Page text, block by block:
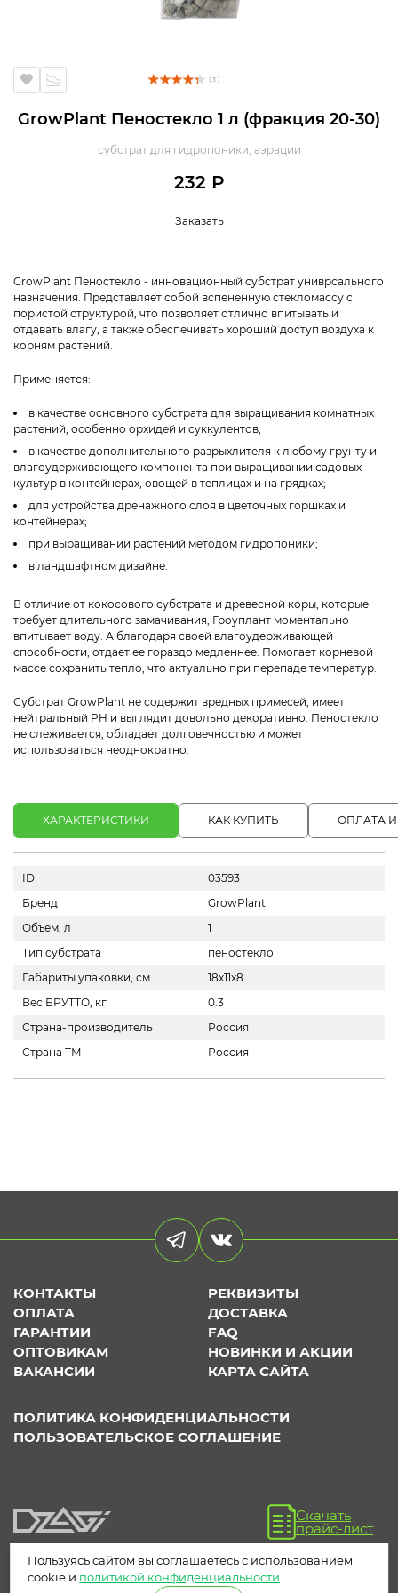
( 3 )
GrowPlant Пеностекло 1 л (фракция 20-30)
субстрат для гидропоники, аэрации
232 Р
Заказать
GrowPlant Пеностекло - инновационный субстрат униврсального
назначения. Представляет собой вспененную стекломассу с
пористой структурой, что позволяет отлично впитывать и
отдавать влагу, а также обеспечивать хороший доступ воздуха к
корням растений.
Применяется:
в качестве основного субстрата для выращивания комнатных
растений, особенно орхидей и суккулентов;
в качестве дополнительного разрыхлителя к любому грунту и
влагоудерживающего компонента при выращивании садовых
культур в контейнерах, овощей в теплицах и на грядках;
для устройства дренажного слоя в цветочных горшках и
контейнерах;
при выращивании растений методом гидропоники;
в ландшафтном дизайне.
В отличие от кокосового субстрата и древесной коры, которые
требует длительного замачивания, Гроуплант моментально
впитывает воду. А благодаря своей влагоудерживающей
способности, отдает ее гораздо медленнее. Помогает корневой
массе сохранить тепло, что актуально при перепаде температур.
Субстрат GrowPlant не содержит вредных примесей, имеет
нейтральный PH и выглядит довольно декоративно. Пеностекло
не слеживается, обладает долговечностью и может
использоваться неоднократно.
ХАРАКТЕРИСТИКИ КАК КУПИТЬ ОПЛАТА
ID
03593
Бренд
GrowPlant
Объем, л
1
Тип субстрата
пеностекло
Габариты упаковки, см
18х11х8
Вес БРУТТО, кг
0.3
Страна-производитель
Россия
Страна ТМ
Россия
КОНТАКТЫ
РЕКВИЗИТЫ
ОПЛАТА
ДОСТАВКА
ГАРАНТИИ
FAQ
ОПТОВИКАМ
НОВИНКИ И АКЦИИ
ВАКАНСИИ
КАРТА САЙТА
ПОЛИТИКА КОНФИДЕНЦИАЛЬНОСТИ
ПОЛЬЗОВАТЕЛЬСКОЕ СОГЛАШЕНИЕ
Скачать
прайс-лист
Пользуясь сайтом вы соглашаетесь с использованием
cookie и политикой конфиденциальности